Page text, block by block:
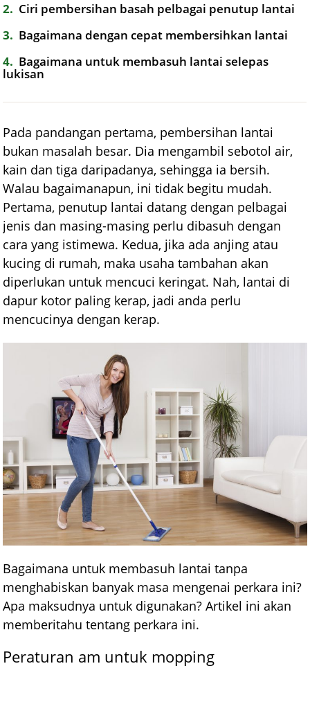
2
Ciri pembersihan basah pelbagai penutup lantai
3
Bagaimana dengan cepat membersihkan lantai
4
Bagaimana untuk membasuh lantai selepas
lukisan
Pada pandangan pertama, pembersihan lantai
bukan masalah besar. Dia mengambil sebotol air,
kain dan tiga daripadanya, sehingga ia bersih.
Walau bagaimanapun, ini tidak begitu mudah.
Pertama, penutup lantai datang dengan pelbagai
jenis dan masing-masing perlu dibasuh dengan
cara yang istimewa. Kedua, jika ada anjing atau
kucing di rumah, maka usaha tambahan akan
diperlukan untuk mencuci keringat. Nah, lantai di
dapur kotor paling kerap, jadi anda perlu
mencucinya dengan kerap.
Bagaimana untuk membasuh lantai tanpa
menghabiskan banyak masa mengenai perkara ini?
Apa maksudnya untuk digunakan? Artikel ini akan
memberitahu tentang perkara ini.
Peraturan am untuk mopping